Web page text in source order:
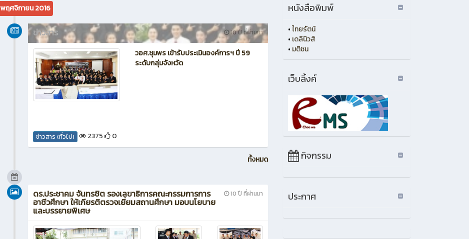
พฤศจิกายน 2016
10 ปี ที่ผ่านมา
ข่าวสาร
วอศ.ชุมพร เข้ารับประเมินองค์การฯ ปี 59
ระดับกลุ่มจังหวัด
ข่าวสาร (ทั่วไป) 2375 0
ทั้งหมด
10 ปี ที่ผ่านมา
ดร.ประชาคม จันทรชิต รองเลขาธิการคณะกรรมการการ
อาชีวศึกษา ให้เกียรติตรวจเยี่ยมสถานศึกษา มอบนโยบาย
และบรรยายพิเศษ
หนังสือพิมพ์
•ไทยรัตน์
• เดลินิวส์
• มติชน
เว็บลิ้งค์
กิจกรรม
ประกาศ